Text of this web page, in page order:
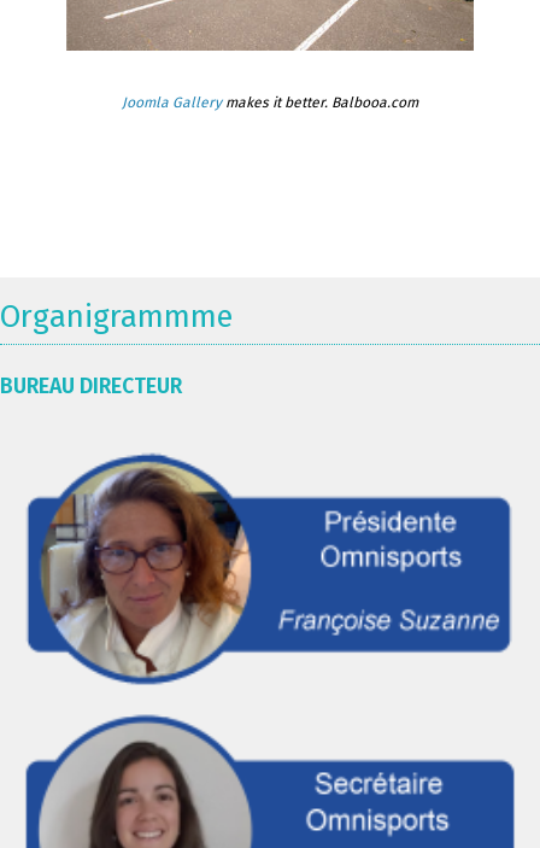
Joomla Gallerymakes it better. Balbooa.com
Organigrammme
BUREAU DIRECTEUR